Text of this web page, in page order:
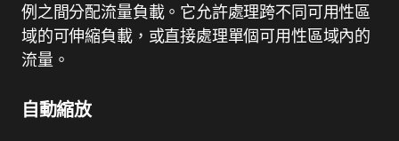
例之間分配流量負載。它允許處理跨不同可用性區
域的可伸縮負載，或直接處理單個可用性區域內的
流量。
自動縮放